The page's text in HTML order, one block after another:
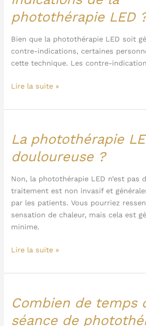
photothérapie LED
Bien que la photothérapie LED soit
contre-indications, certaines
cette technique. Les contre-
les
contre-
indications
de
la
photothérapie
?
Lire la suite »
La photothérapie
douloureuse ?
Non, la photothérapie LED n’est pas
traitement est non invasif et
par les patients. Vous pourriez
sensation de chaleur, mais cela est
minime.
La
photothérapie
LED
elle
douloureuse
?
Lire la suite »
Combien de temps
séance de
Combien
temps